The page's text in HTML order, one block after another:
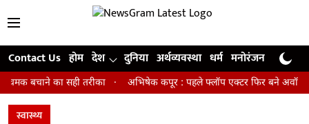
Contact Us होम देश दुनिया अर्थव्यवस्था धर्म मनोरंजन खेल
का सही तरीका अभिषेक कपूर : पहले फ्लॉप एक्टर फिर बने अवॉर्ड विनिंग
स्वास्थ्य